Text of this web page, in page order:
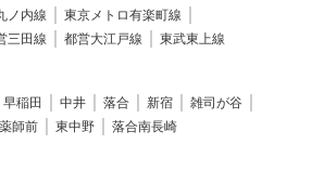
ノ内線
東京メトロ有楽町線
三田線 都営大江戸線 東武東上線
早稲田 中井 落合 新宿
雑司が谷
師前 東中野 落合南長崎